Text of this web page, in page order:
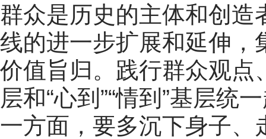
群众是历史的主体和创造
线的进一步扩展和延伸，
价值旨归。践行群众观点
层和“心到”“情到”基层统
一方面，要多沉下身子、